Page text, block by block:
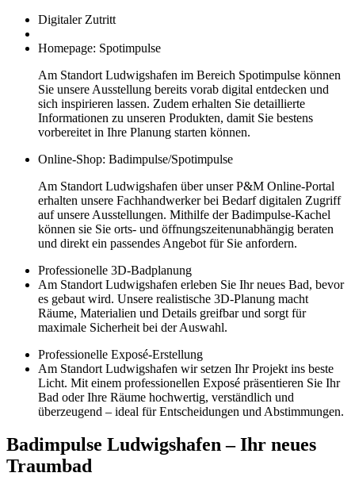
Digitaler Zutritt
Homepage: Spotimpulse
Am Standort Ludwigshafen im Bereich Spotimpulse können
Sie unsere Ausstellung bereits vorab digital entdecken und
sich inspirieren lassen. Zudem erhalten Sie detaillierte
Informationen zu unseren Produkten, damit Sie bestens
vorbereitet in Ihre Planung starten können.
Online-Shop: Badimpulse/Spotimpulse
Am Standort Ludwigshafen über unser P&M Online-Portal
erhalten unsere Fachhandwerker bei Bedarf digitalen Zugriff
auf unsere Ausstellungen. Mithilfe der Badimpulse-Kachel
können sie Sie orts- und öffnungszeitenunabhängig beraten
und direkt ein passendes Angebot für Sie anfordern.
Professionelle 3D-Badplanung
Am Standort Ludwigshafen erleben Sie Ihr neues Bad, bevor
es gebaut wird. Unsere realistische 3D-Planung macht
Räume, Materialien und Details greifbar und sorgt für
maximale Sicherheit bei der Auswahl.
Professionelle Exposé-Erstellung
Am Standort Ludwigshafen wir setzen Ihr Projekt ins beste
Licht. Mit einem professionellen Exposé präsentieren Sie Ihr
Bad oder Ihre Räume hochwertig, verständlich und
überzeugend – ideal für Entscheidungen und Abstimmungen.
Badimpulse Ludwigshafen – Ihr neues
Traumbad